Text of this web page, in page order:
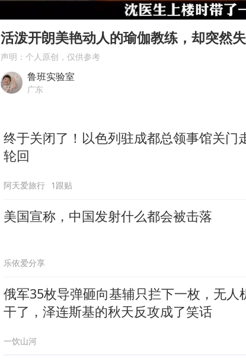
科创50指数跌幅扩大至2%
周星驰妈妈现身香港首映礼
从科技创新看开局起步的时与势
00:00
活泼开朗美艳动人的瑜伽教练，却突然
声明：个人原创，仅供参考
鲁班实验室
广东
终于关闭了！以色列驻成都总领事馆关门
轮回
阿天爱旅行 1跟贴
美国宣称，中国发射什么都会被击落
乐依爱分享
俄军35枚导弹砸向基辅只拦下一枚，无人
干了，泽连斯基的秋天反攻成了笑话
一饮山河